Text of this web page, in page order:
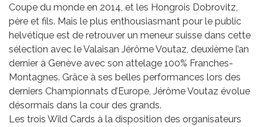
Coupe du monde en 2014, et les Hongrois Dobrovitz,
père et fils. Mais le plus enthousiasmant pour le public
helvétique est de retrouver un meneur suisse dans cette
sélection avec le Valaisan Jérôme Voutaz, deuxième l’an
dernier à Genève avec son attelage 100% Franches-
Montagnes. Grâce à ses belles performances lors des
derniers Championnats d’Europe, Jérôme Voutaz évolue
désormais dans la cour des grands.
Les trois Wild Cards à la disposition des organisateurs